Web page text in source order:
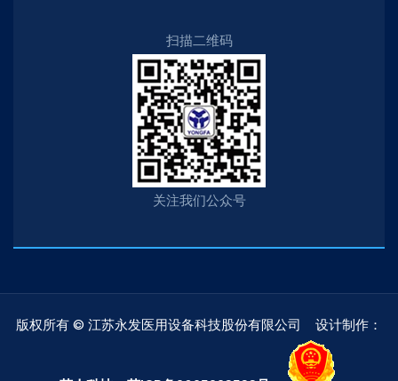
扫描二维码
关注我们公众号
版权所有 © 江苏永发医用设备科技股份有限公司 设计制作：